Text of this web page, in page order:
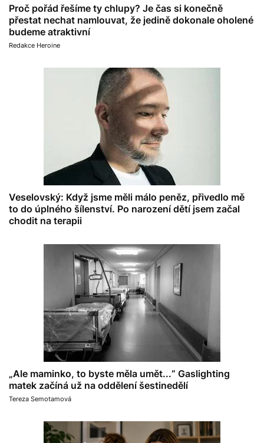
Proč pořád řešíme ty chlupy? Je čas si konečně
přestat nechat namlouvat, že jedině dokonale oholené
budeme atraktivní
Redakce Heroine
Veselovský: Když jsme měli málo peněz, přivedlo mě
to do úplného šílenství. Po narození dětí jsem začal
chodit na terapii
„Ale maminko, to byste měla umět...“ Gaslighting
matek začíná už na oddělení šestinedělí
Tereza Semotamová